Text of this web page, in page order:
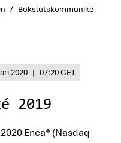
/ Bokslutskommuniké
2020 | 07:20 CET
2019
Enea® (Nasdaq